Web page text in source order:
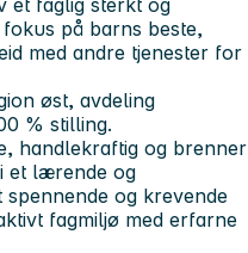
på barns beste,
med andre tjenester for
øst, avdeling
% stilling.
handlekraftig og brenner
et lærende og
og krevende
fagmiljø med erfarne